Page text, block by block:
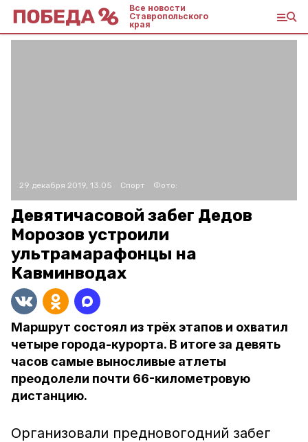
Все новости
Ставропольского
края
29 декабря 2019, 13:05 Спорт Фото:
Девятичасовой забег Дедов
Морозов устроили
ультрамарафонцы на
Кавминводах
Маршрут состоял из трёх этапов и охватил
четыре города-курорта. В итоге за девять
часов самые выносливые атлеты
преодолели почти 66-километровую
дистанцию.
Организовали предновогодний забег